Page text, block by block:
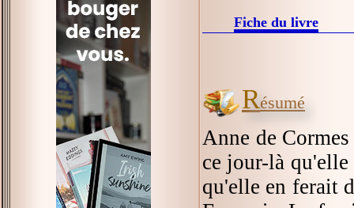
Fiche du livre
Résumé
Anne de
ce jour-là
qu'elle en ferait